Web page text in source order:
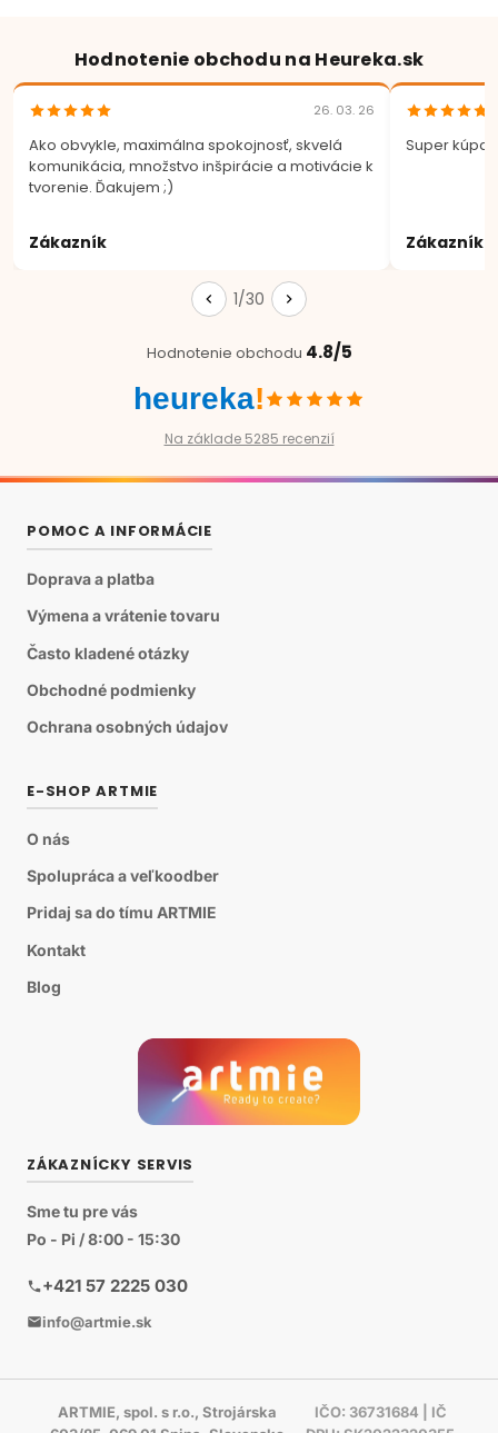
Hodnotenie obchodu na Heureka.sk
26. 03. 26
Ako obvykle, maximálna spokojnosť, skvelá
komunikácia, množstvo inšpirácie a motivácie k
tvorenie. Ďakujem ;)
Zákazník
Super
Zákazník
1/30
Hodnotenie obchodu 4.8/5
heureka!
Na základe 5285 recenzií
POMOC A INFORMÁCIE
Doprava a platba
Výmena a vrátenie tovaru
Často kladené otázky
Obchodné podmienky
Ochrana osobných údajov
E-SHOP ARTMIE
O nás
Spolupráca a veľkoodber
Pridaj sa do tímu ARTMIE
Kontakt
Blog
ZÁKAZNÍCKY SERVIS
Sme tu pre vás
Po - Pi / 8:00 - 15:30
+421 57 2225 030
info@artmie.sk
ARTMIE, spol. s r.o., Strojárska
IČO: 36731684 | IČ